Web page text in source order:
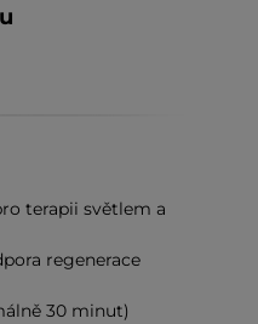
terapii světlem a
regenerace
30 minut)